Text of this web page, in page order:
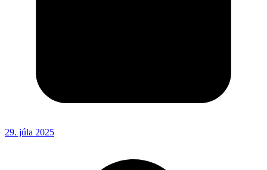
29. júla 2025